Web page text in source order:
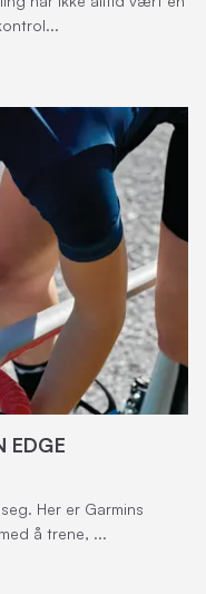
EDGE
Her er Garmins
å trene, ...